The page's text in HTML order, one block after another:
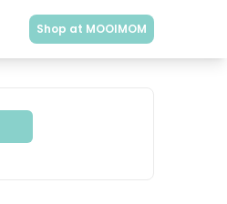
Shop at MOOIMOM